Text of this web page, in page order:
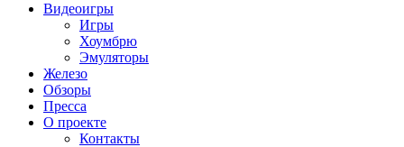
Видеоигры
Игры
Хоумбрю
Эмуляторы
Железо
Обзоры
Пресса
О проекте
Контакты